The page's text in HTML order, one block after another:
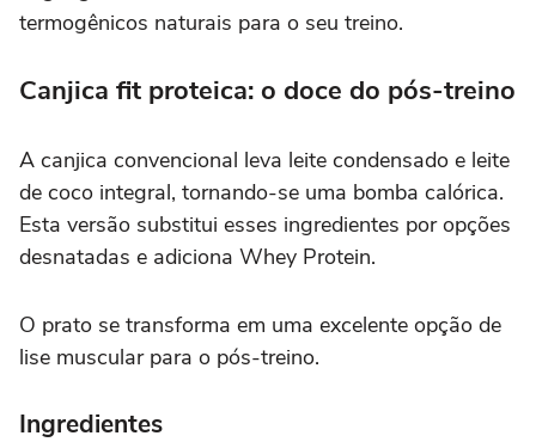
termogênicos naturais para o seu treino.
Canjica fit proteica: o doce do pós-treino
A canjica convencional leva leite condensado e leite
de coco integral, tornando-se uma bomba calórica.
Esta versão substitui esses ingredientes por opções
desnatadas e adiciona Whey Protein.
O prato se transforma em uma excelente opção de
lise muscular para o pós-treino.
Ingredientes